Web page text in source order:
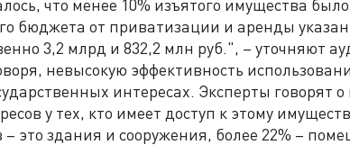
что менее 10% изъятого имущества
бюджета от приватизации и аренды
3,2 млрд и 832,2 млн руб.", – уточняют
невысокую эффективность
интересах. Эксперты говорят
у тех, кто имеет доступ к этому
– это здания и сооружения, более 22% –